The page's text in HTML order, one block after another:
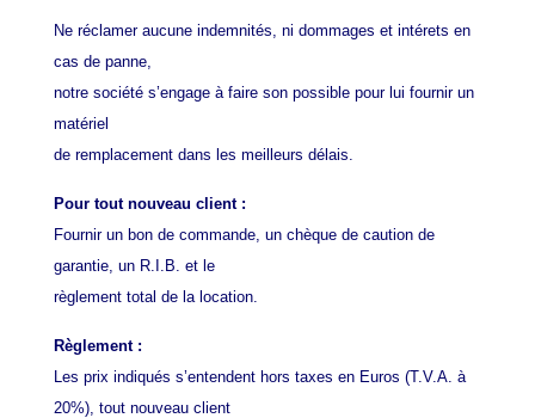
Ne réclamer aucune indemnités, ni dommages et intérets en
cas de panne,
notre société s’engage à faire son possible pour lui fournir un
matériel
de remplacement dans les meilleurs délais.
Pour tout nouveau client :
Fournir un bon de commande, un chèque de caution de
garantie, un R.I.B. et le
règlement total de la location.
Règlement :
Les prix indiqués s’entendent hors taxes en Euros (T.V.A. à
20%), tout nouveau client